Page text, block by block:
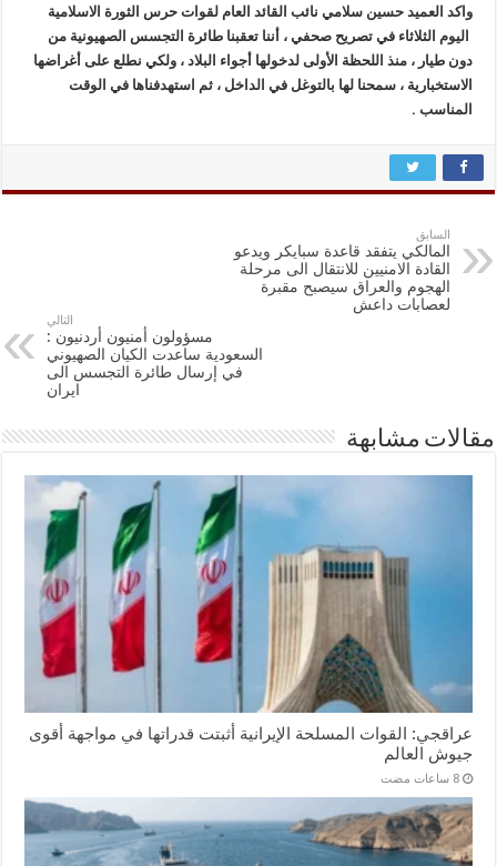
واكد العميد حسين سلامي نائب القائد العام لقوات حرس الثورة الاسلامية
اليوم الثلاثاء في تصريح صحفي ، أننا تعقبنا طائرة التجسس الصهيونية من
دون طيار ، منذ اللحظة الأولى لدخولها أجواء البلاد ، ولكي نطلع على أغراضها
الاستخبارية ، سمحنا لها بالتوغل في الداخل ، ثم استهدفناها في الوقت
المناسب .
السابق
المالكي يتفقد قاعدة سبايكر ويدعو
القادة الامنيين للانتقال الى مرحلة
الهجوم والعراق سيصبح مقبرة
لعصابات داعش
التالي
مسؤولون أمنيون أردنيون :
السعودية ساعدت الكيان الصهيوني
في إرسال طائرة التجسس الى
ايران
مقالات مشابهة
عراقجي: القوات المسلحة الإيرانية أثبتت قدراتها في مواجهة أقوى
جيوش العالم
‏8 ساعات مضت